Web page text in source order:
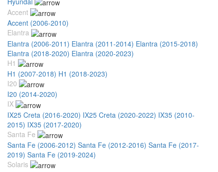
Accent
Accent (2006-2010)
Elantra
Elantra (2006-2011) Elantra (2011-2014) Elantra (2015-2018)
Elantra (2018-2020) Elantra (2020-2023)
H1
H1 (2007-2018) H1 (2018-2023)
I20
I20 (2014-2020)
IX
IX25 Creta (2016-2020) IX25 Creta (2020-2022) IX35 (2010-
2015) IX35 (2017-2020)
Santa Fe
Santa Fe (2006-2012) Santa Fe (2012-2016) Santa Fe (2017-
2019) Santa Fe (2019-2024)
Solaris